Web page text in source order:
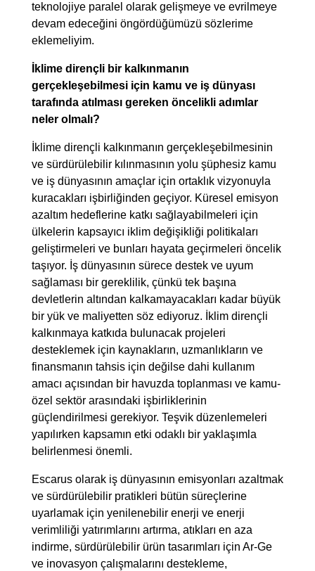
teknolojiye paralel olarak gelişmeye ve evrilmeye
devam edeceğini öngördüğümüzü sözlerime
eklemeliyim.
İklime dirençli bir kalkınmanın
gerçekleşebilmesi için kamu ve iş dünyası
tarafında atılması gereken öncelikli adımlar
neler olmalı?
İklime dirençli kalkınmanın gerçekleşebilmesinin
ve sürdürülebilir kılınmasının yolu şüphesiz kamu
ve iş dünyasının amaçlar için ortaklık vizyonuyla
kuracakları işbirliğinden geçiyor. Küresel emisyon
azaltım hedeflerine katkı sağlayabilmeleri için
ülkelerin kapsayıcı iklim değişikliği politikaları
geliştirmeleri ve bunları hayata geçirmeleri öncelik
taşıyor. İş dünyasının sürece destek ve uyum
sağlaması bir gereklilik, çünkü tek başına
devletlerin altından kalkamayacakları kadar büyük
bir yük ve maliyetten söz ediyoruz. İklim dirençli
kalkınmaya katkıda bulunacak projeleri
desteklemek için kaynakların, uzmanlıkların ve
finansmanın tahsis için değilse dahi kullanım
amacı açısından bir havuzda toplanması ve kamu-
özel sektör arasındaki işbirliklerinin
güçlendirilmesi gerekiyor. Teşvik düzenlemeleri
yapılırken kapsamın etki odaklı bir yaklaşımla
belirlenmesi önemli.
Escarus olarak iş dünyasının emisyonları azaltmak
ve sürdürülebilir pratikleri bütün süreçlerine
uyarlamak için yenilenebilir enerji ve enerji
verimliliği yatırımlarını artırma, atıkları en aza
indirme, sürdürülebilir ürün tasarımları için Ar-Ge
ve inovasyon çalışmalarını destekleme,